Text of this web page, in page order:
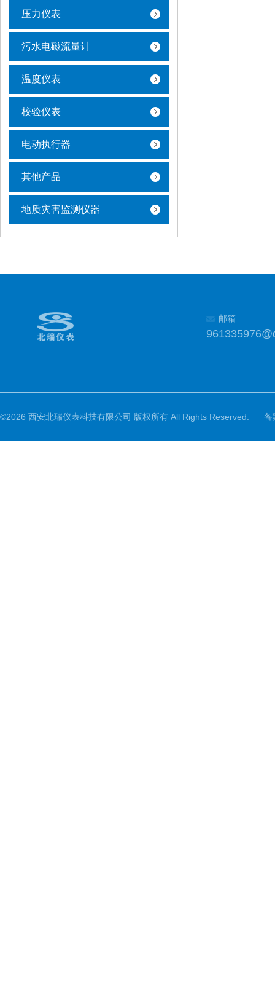
压力仪表
污水电磁流量计
温度仪表
校验仪表
电动执行器
其他产品
地质灾害监测仪器
邮箱
©2026 西安北瑞仪表科技有限公司 版权所有 All Rights Reserved. 备